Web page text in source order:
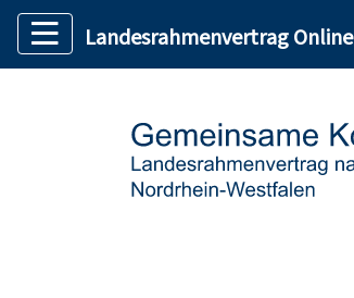
Landesrahmenvertrag Online